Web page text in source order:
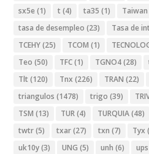
sx5e (1) t (4) ta35 (1) Taiwan
tasa de desempleo (23) Tasa de
TCEHY(25) TCOM (1)
Teo (50) TFC(1) TGNO4(28)
Tlt (120) Tnx (226) TRAN (22)
triangulos (1478) trigo (39)
TSM (13) TUR(4) TURQUIA(48)
twtr(5) txar(27) txn (7) Tyx
uk10y(3) UNG (5) unh (6) ups